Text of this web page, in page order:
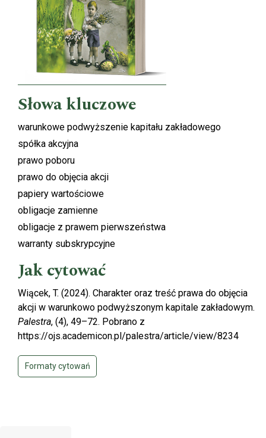
Słowa kluczowe
warunkowe podwyższenie kapitału zakładowego
spółka akcyjna
prawo poboru
prawo do objęcia akcji
papiery wartościowe
obligacje zamienne
obligacje z prawem pierwszeństwa
warranty subskrypcyjne
Jak cytować
Wiącek, T. (2024). Charakter oraz treść prawa do objęcia
akcji w warunkowo podwyższonym kapitale zakładowym.
Palestra, (4), 49–72. Pobrano z
https://ojs.academicon.pl/palestra/article/view/8234
Formaty cytowań